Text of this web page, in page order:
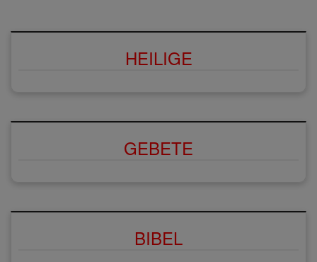
HEILIGE
GEBETE
BIBEL